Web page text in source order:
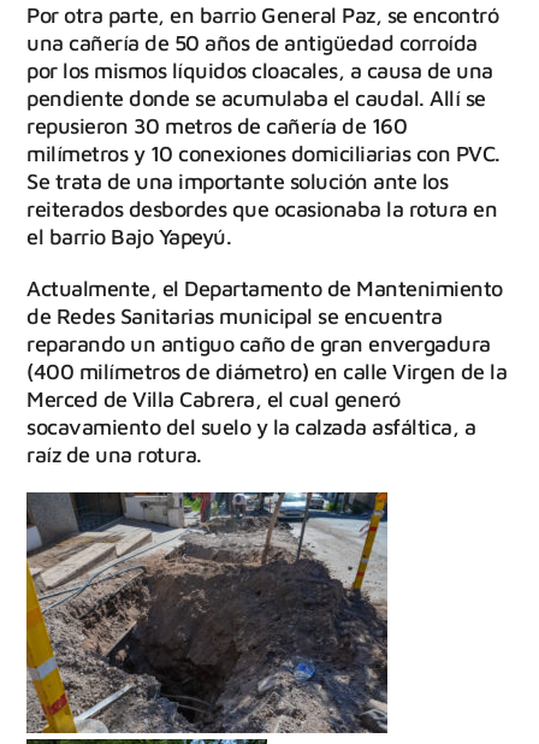
Por otra parte, en barrio General Paz, se encontró
una cañería de 50 años de antigüedad corroída
por los mismos líquidos cloacales, a causa de una
pendiente donde se acumulaba el caudal. Allí se
repusieron 30 metros de cañería de 160
milímetros y 10 conexiones domiciliarias con PVC.
Se trata de una importante solución ante los
reiterados desbordes que ocasionaba la rotura en
el barrio Bajo Yapeyú.
Actualmente, el Departamento de Mantenimiento
de Redes Sanitarias municipal se encuentra
reparando un antiguo caño de gran envergadura
(400 milímetros de diámetro) en calle Virgen de la
Merced de Villa Cabrera, el cual generó
socavamiento del suelo y la calzada asfáltica, a
raíz de una rotura.